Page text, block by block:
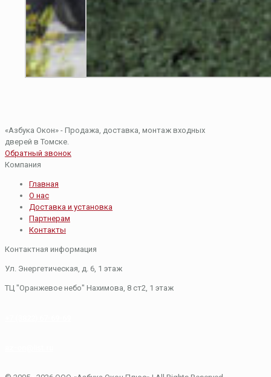
«Азбука Окон» - Продажа, доставка, монтаж входных
дверей в Томске.
Обратный звонок
Компания
Главная
О нас
Доставка и установка
Партнерам
Контакты
Контактная информация
Ул. Энергетическая, д. 6, 1 этаж
​ТЦ "Оранжевое небо"​ Нахимова, 8 ст2, ​1 этаж